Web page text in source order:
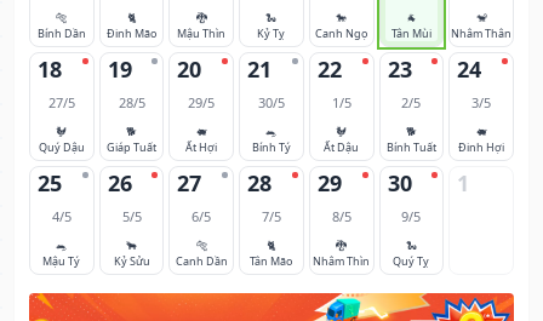
🐅
Bính Dần
🐈
Đinh Mão
🐉
Mậu Thìn
🐍
Kỷ Tỵ
🐎
Canh Ngọ
🐐
Tân Mùi
🐒
Nhâm Thân
18
27/5
🐓
Quý Dậu
19
28/5
🐕
Giáp Tuất
20
29/5
🐖
Ất Hợi
21
30/5
🐀
Bính Tý
22
1/5
🐓
Ất Dậu
23
2/5
🐕
Bính Tuất
24
3/5
🐖
Đinh Hợi
25
4/5
🐀
Mậu Tý
26
5/5
🐂
Kỷ Sửu
27
6/5
🐅
Canh Dần
28
7/5
🐈
Tân Mão
29
8/5
🐉
Nhâm Thìn
30
9/5
🐍
Quý Tỵ
1